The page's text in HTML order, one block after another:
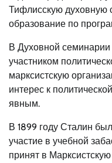
Тифлисскую духовную
образование по
В Духовной
участником
марксистскую
интерес к
явным.
В 1899 году Сталин
участие в учебной
принят в